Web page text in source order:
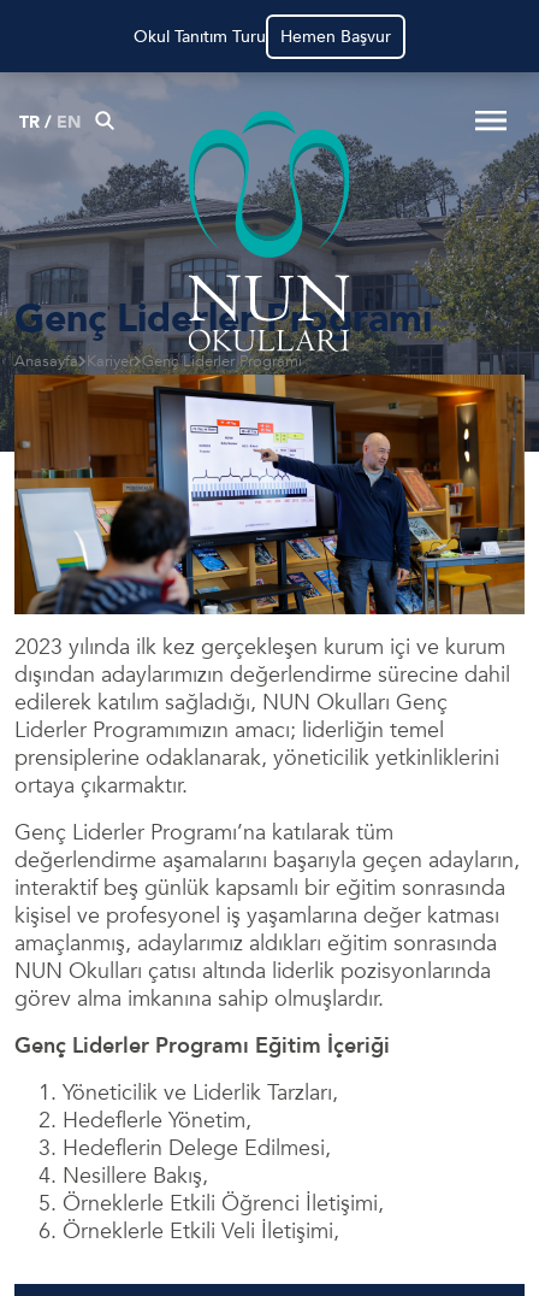
Okul Tanıtım Turu Hemen Başvur
TR/ EN
Anasayfa Kariyer Genç Liderler Programı
Genç Liderler Programı
2023 yılında ilk kez gerçekleşen kurum içi ve kurum
dışından adaylarımızın değerlendirme sürecine dahil
edilerek katılım sağladığı, NUN Okulları Genç
Liderler Programımızın amacı; liderliğin temel
prensiplerine odaklanarak, yöneticilik yetkinliklerini
ortaya çıkarmaktır.
Genç Liderler Programı’na katılarak tüm
değerlendirme aşamalarını başarıyla geçen adayların,
interaktif beş günlük kapsamlı bir eğitim sonrasında
kişisel ve profesyonel iş yaşamlarına değer katması
amaçlanmış, adaylarımız aldıkları eğitim sonrasında
NUN Okulları çatısı altında liderlik pozisyonlarında
görev alma imkanına sahip olmuşlardır.
Genç Liderler Programı Eğitim İçeriği
Yöneticilik ve Liderlik Tarzları,
Hedeflerle Yönetim,
Hedeflerin Delege Edilmesi,
Nesillere Bakış,
Örneklerle Etkili Öğrenci İletişimi,
Örneklerle Etkili Veli İletişimi,